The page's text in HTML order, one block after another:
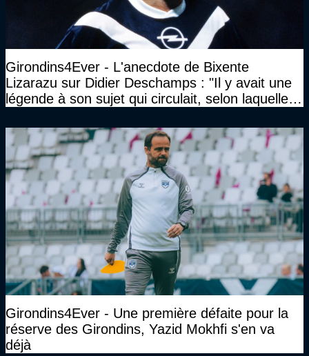
Girondins4Ever - L'anecdote de Bixente
Lizarazu sur Didier Deschamps : "Il y avait une
légende à son sujet qui circulait, selon laquelle il
Girondins4Ever - Une première défaite pour la
réserve des Girondins, Yazid Mokhfi s'en va
déjà